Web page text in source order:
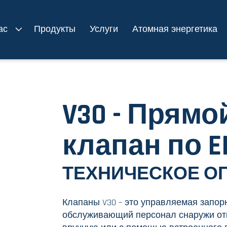
Продукты Услуги Атомная энергетика
V30 -
клапан по
ТЕХНИЧЕСКОЕ
Клапаны V30 – это управляемая
обслуживающий персонал снаружи